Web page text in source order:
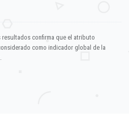
confirma que el atributo
como indicador global de la